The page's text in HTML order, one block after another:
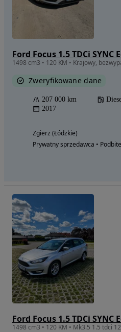
Ford Focus 1.5 TDCi SYNC
Zweryfikowane dane
207 000 km
2017
Zgierz (Łódzkie)
Prywatny sprzedawca • Podbite
Ford Focus 1.5 TDCi SYNC
1498 cm3 • 120 KM • Mk3.5 1.5 tdci